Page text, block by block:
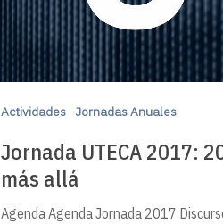
Actividades Jornadas Anuales
Jornada UTECA 2017:
más allá
Agenda Agenda Jornada 2017